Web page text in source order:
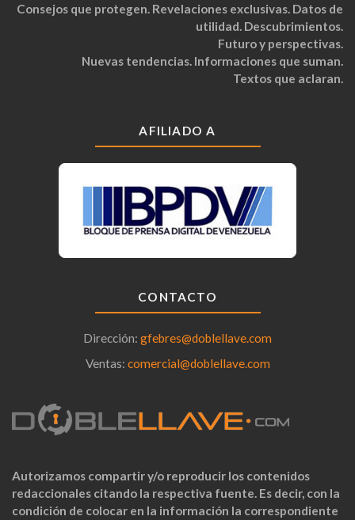
Consejos que protegen. Revelaciones exclusivas. Datos de
utilidad. Descubrimientos.
Futuro y perspectivas.
Nuevas tendencias. Informaciones que suman.
Textos que aclaran.
AFILIADO A
CONTACTO
Dirección: gfebres@doblellave.com
Ventas: comercial@doblellave.com
Autorizamos compartir y/o reproducir los contenidos
redaccionales citando la respectiva fuente. Es decir, con la
condición de colocar en la información la correspondiente